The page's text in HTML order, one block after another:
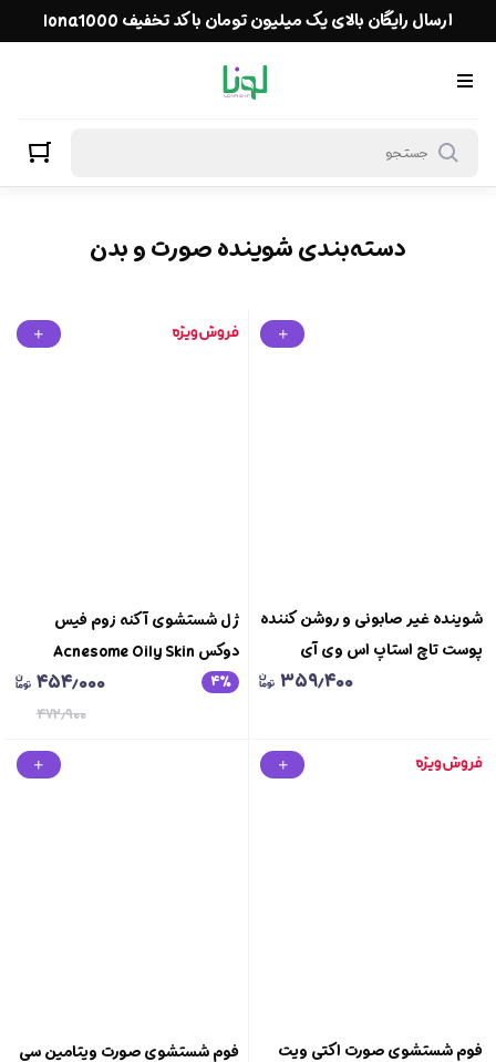
ارسال رایگان بالای یک میلیون تومان با کد تخفیف lona1000
دسته‌بندی شوینده صورت و بدن
شوینده غیر صابونی و روشن کننده
پوست تاچ استاپ اس وی آی
Tache Stop Liquid Syndet SVI
۳۵۹٫۴۰۰
ژل شستشوی آکنه زوم فیس
دوکس Acnesome Oily Skin
Wash Face Doux
۴٪ ۴۵۴٫۰۰۰
۴۷۲٫۹۰۰
فوم شستشوی صورت اکتی ویت
فوم شستشوی صورت ویتامین سی